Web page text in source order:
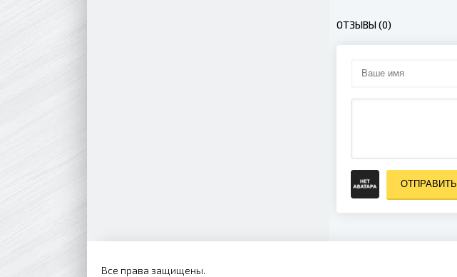
ОТЗЫВЫ (0)
ОТПРАВИТЬ
Все права защищены.